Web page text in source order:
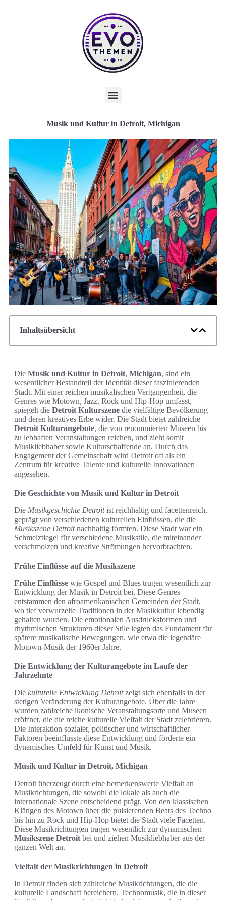
Musik und Kultur in Detroit, Michigan
Inhaltsübersicht
Die Musik und Kultur in Detroit, Michigan, sind ein
wesentlicher Bestandteil der Identität dieser faszinierenden
Stadt. Mit einer reichen musikalischen Vergangenheit, die
Genres wie Motown, Jazz, Rock und Hip-Hop umfasst,
spiegelt die Detroit Kulturszene die vielfältige Bevölkerung
und deren kreatives Erbe wider. Die Stadt bietet zahlreiche
Detroit Kulturangebote, die von renommierten Museen bis
zu lebhaften Veranstaltungen reichen, und zieht somit
Musikliebhaber sowie Kulturschaffende an. Durch das
Engagement der Gemeinschaft wird Detroit oft als ein
Zentrum für kreative Talente und kulturelle Innovationen
angesehen.
Die Geschichte von Musik und Kultur in Detroit
Die Musikgeschichte Detroitist reichhaltig und facettenreich,
geprägt von verschiedenen kulturellen Einflüssen, die die
Musikszene Detroitnachhaltig formten. Diese Stadt war ein
Schmelztiegel für verschiedene Musikstile, die miteinander
verschmolzen und kreative Strömungen hervorbrachten.
Frühe Einflüsse auf die Musikszene
Frühe Einflüsse wie Gospel und Blues trugen wesentlich zur
Entwicklung der Musik in Detroit bei. Diese Genres
entstammen den afroamerikanischen Gemeinden der Stadt,
wo tief verwurzelte Traditionen in der Musikkultur lebendig
gehalten wurden. Die emotionalen Ausdrucksformen und
rhythmischen Strukturen dieser Stile legten das Fundament für
spätere musikalische Bewegungen, wie etwa die legendäre
Motown-Musik der 1960er Jahre.
Die Entwicklung der Kulturangebote im Laufe der
Jahrzehnte
Die kulturelle Entwicklung Detroitzeigt sich ebenfalls in der
stetigen Veränderung der Kulturangebote. Über die Jahre
wurden zahlreiche ikonische Veranstaltungsorte und Museen
eröffnet, die die reiche kulturelle Vielfalt der Stadt zelebrieren.
Die Interaktion sozialer, politischer und wirtschaftlicher
Faktoren beeinflusste diese Entwicklung und förderte ein
dynamisches Umfeld für Kunst und Musik.
Musik und Kultur in Detroit, Michigan
Detroit überzeugt durch eine bemerkenswerte Vielfalt an
Musikrichtungen, die sowohl die lokale als auch die
internationale Szene entscheidend prägt. Von den klassischen
Klängen des Motown über die pulsierenden Beats des Techno
bis hin zu Rock und Hip-Hop bietet die Stadt viele Facetten.
Diese Musikrichtungen tragen wesentlich zur dynamischen
Musikszene Detroit bei und ziehen Musikliebhaber aus der
ganzen Welt an.
Vielfalt der Musikrichtungen in Detroit
In Detroit finden sich zahlreiche Musikrichtungen, die die
kulturelle Landschaft bereichern. Technomusik, die in dieser